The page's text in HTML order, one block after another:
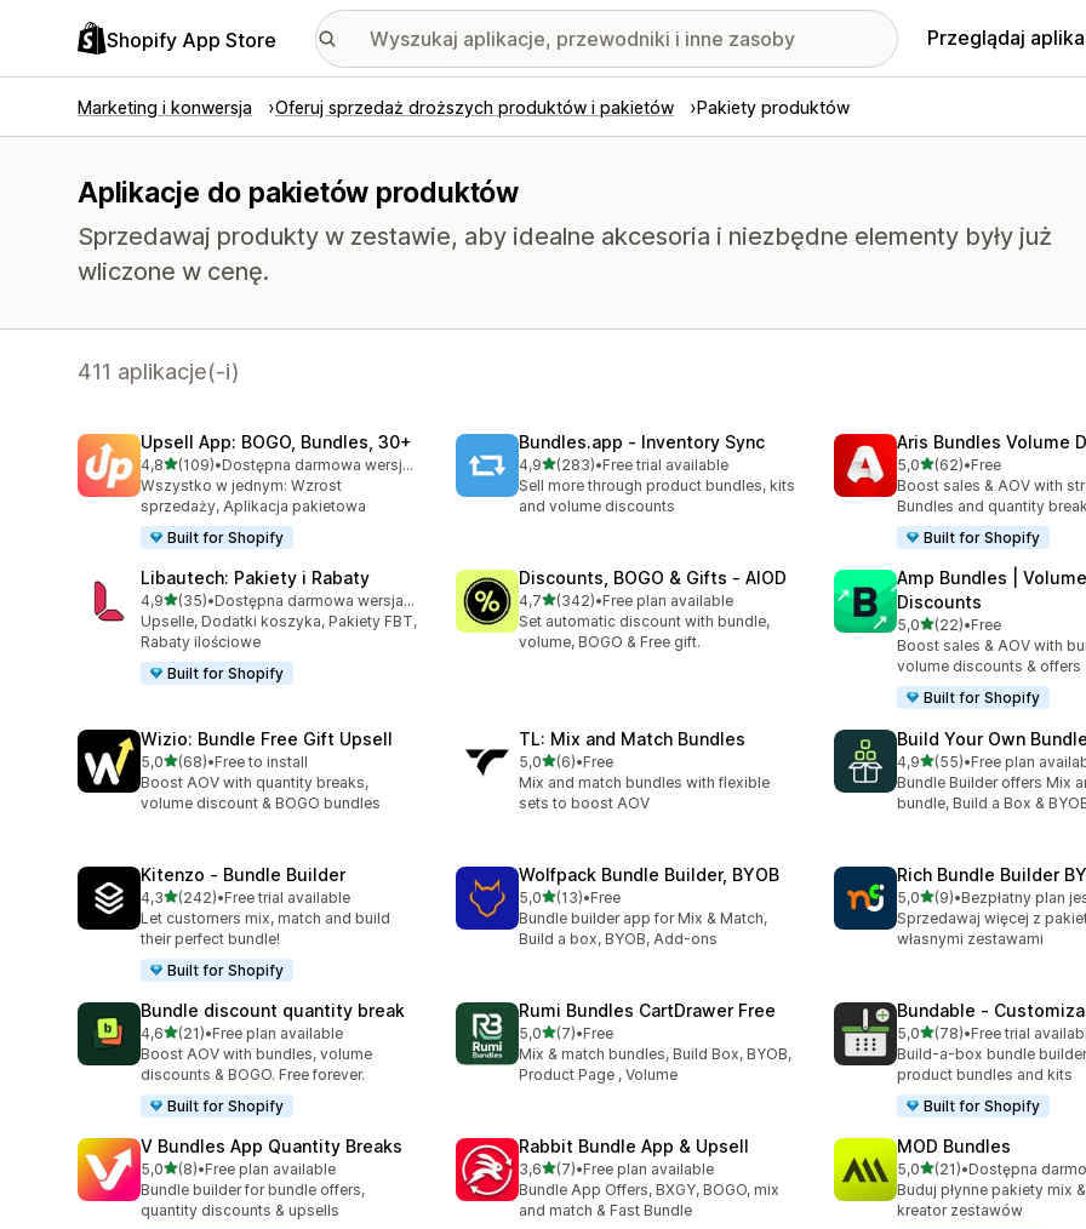
Shopify App Store Przeglądaj
Marketing i konwersja Oferuj sprzedaż droższych produktów i pakietów Pakiety produktów
Aplikacje do pakietów produktów
Sprzedawaj produkty w zestawie, aby idealne akcesoria i niezbędne elementy były już
wliczone w cenę.
411 aplikacje(-i)
Upsell App: BOGO, Bundles, 30+
4,8na 5 gwiazdek
(109)
Łączna liczba recenzji: 109
•
Dostępna darmowa wersja próbna
Wszystko w jednym: Wzrost
sprzedaży, Aplikacja pakietowa
Built for Shopify
Bundles.app ‑ Inventory Sync
4,9na 5 gwiazdek
(283)
Łączna liczba recenzji: 283
•Free trial available
Sell more through product bundles, kits
and volume discounts
Aris Bundles Volume
5,0na 5 gwiazdek
(62)
Łączna liczba recenzji: 62
•Free
Boost sales & AOV with
Bundles and quantity
Built for Shopify
Libautech: Pakiety i Rabaty
4,9na 5 gwiazdek
(35)
Łączna liczba recenzji: 35
•
Dostępna darmowa wersja próbna
Upselle, Dodatki koszyka, Pakiety FBT,
Rabaty ilościowe
Built for Shopify
Discounts, BOGO & Gifts ‑ AIOD
4,7na 5 gwiazdek
(342)
Łączna liczba recenzji: 342
•Free plan available
Set automatic discount with bundle,
volume, BOGO & Free gift.
Amp Bundles | Volume
Discounts
5,0na 5 gwiazdek
(22)
Łączna liczba recenzji: 22
•Free
Boost sales & AOV with
volume discounts & offers
Built for Shopify
Wizio: Bundle Free Gift Upsell
5,0na 5 gwiazdek
(68)
Łączna liczba recenzji: 68
•Free to install
Boost AOV with quantity breaks,
volume discount & BOGO bundles
TL: Mix and Match Bundles
5,0na 5 gwiazdek
(6)
Łączna liczba recenzji: 6
•Free
Mix and match bundles with flexible
sets to boost AOV
Build Your Own
4,9na 5 gwiazdek
(55)
Łączna liczba recenzji: 55
•Free plan
Bundle Builder offers Mix
bundle, Build a Box &
Kitenzo ‑ Bundle Builder
4,3na 5 gwiazdek
(242)
Łączna liczba recenzji: 242
•Free trial available
Let customers mix, match and build
their perfect bundle!
Built for Shopify
Wolfpack Bundle Builder, BYOB
5,0na 5 gwiazdek
(13)
Łączna liczba recenzji: 13
•Free
Bundle builder app for Mix & Match,
Build a box, BYOB, Add-ons
Rich Bundle Builder
5,0na 5 gwiazdek
(9)
Łączna liczba recenzji: 9
•Bezpłatny plan
Sprzedawaj więcej z
własnymi zestawami
Bundle discount quantity break
4,6na 5 gwiazdek
(21)
Łączna liczba recenzji: 21
•Free plan available
Boost AOV with bundles, volume
discounts & BOGO. Free forever.
Built for Shopify
Rumi Bundles CartDrawer Free
5,0na 5 gwiazdek
(7)
Łączna liczba recenzji: 7
•Free
Mix & match bundles, Build Box, BYOB,
Product Page , Volume
Bundable ‑
5,0na 5 gwiazdek
(78)
Łączna liczba recenzji: 78
•Free trial
Build-a-box bundle
product bundles and kits
Built for Shopify
V Bundles App Quantity Breaks
5,0na 5 gwiazdek
(8)
Łączna liczba recenzji: 8
•Free plan available
Bundle builder for bundle offers,
quantity discounts & upsells
Rabbit Bundle App & Upsell
3,6na 5 gwiazdek
(7)
Łączna liczba recenzji: 7
•Free plan available
Bundle App Offers, BXGY, BOGO, mix
and match & Fast Bundle
MOD Bundles
5,0na 5 gwiazdek
(21)
Łączna liczba recenzji: 21
•
Buduj płynne pakiety mix
kreator zestawów